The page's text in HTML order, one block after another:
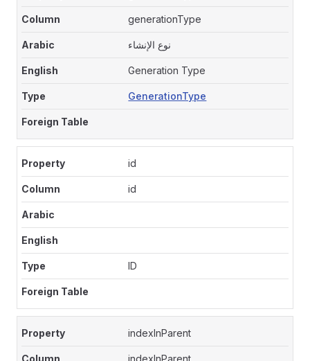
generationType
نوع الإنشاء
Generation Type
GenerationType
id
id
ID
indexInParent
indexInParent